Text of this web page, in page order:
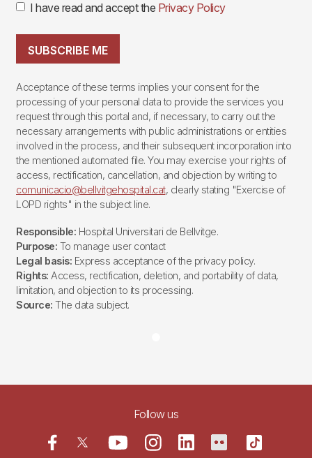
I have read and accept the Privacy Policy
SUBSCRIBE ME
Acceptance of these terms implies your consent for the
processing of your personal data to provide the services you
request through this portal and, if necessary, to carry out the
necessary arrangements with public administrations or entities
involved in the process, and their subsequent incorporation into
the mentioned automated file. You may exercise your rights of
access, rectification, cancellation, and objection by writing to
comunicacio@bellvitgehospital.cat, clearly stating "Exercise of
LOPD rights" in the subject line.
Responsible: Hospital Universitari de Bellvitge.
Purpose: To manage user contact
Legal basis: Express acceptance of the privacy policy.
Rights: Access, rectification, deletion, and portability of data,
limitation, and objection to its processing.
Source: The data subject.
Follow us